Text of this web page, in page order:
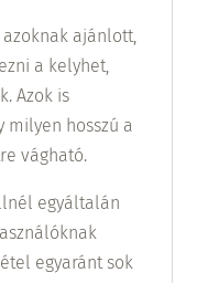
azoknak ajánlott,
a kelyhet,
Azok is
milyen hosszú a
vágható.
egyáltalán
egyaránt sok